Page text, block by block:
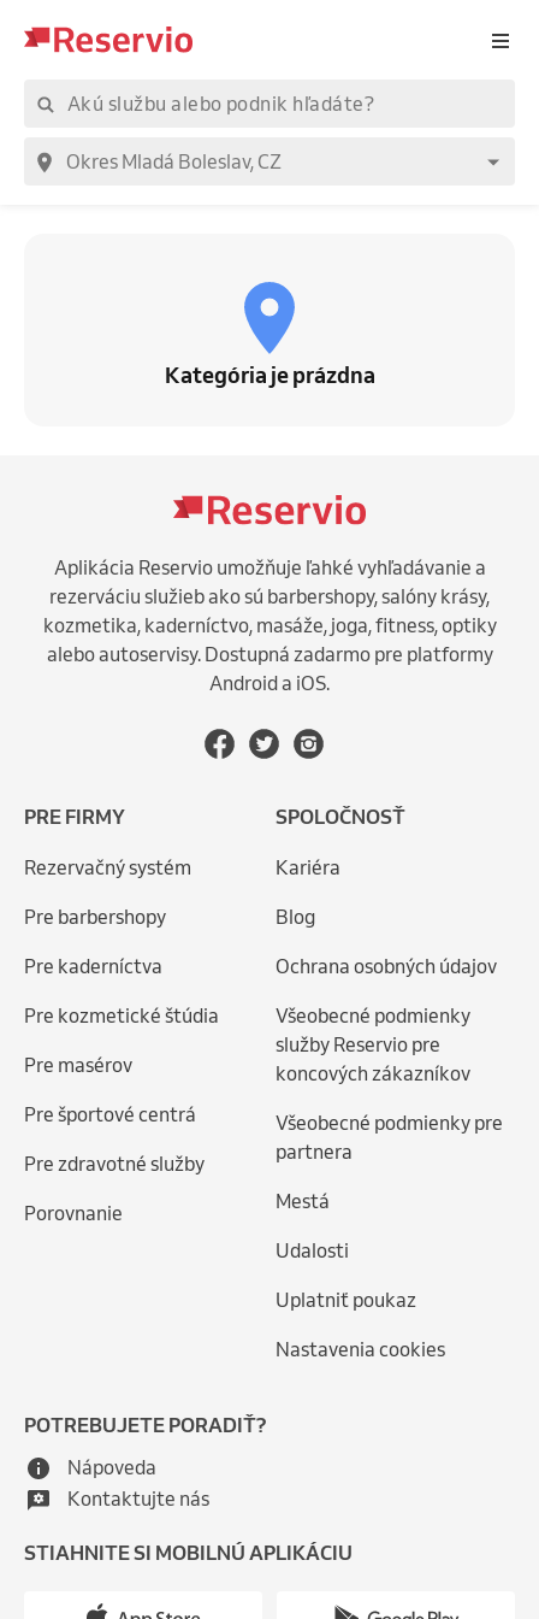
Kategória je prázdna
Aplikácia Reservio umožňuje ľahké vyhľadávanie a
rezerváciu služieb ako sú barbershopy, salóny krásy,
kozmetika, kaderníctvo, masáže, joga, fitness, optiky
alebo autoservisy. Dostupná zadarmo pre platformy
Android a iOS.
PRE FIRMY
Rezervačný systém
Pre barbershopy
Pre kaderníctva
Pre kozmetické štúdia
Pre masérov
Pre športové centrá
Pre zdravotné služby
Porovnanie
SPOLOČNOSŤ
Kariéra
Blog
Ochrana osobných údajov
Všeobecné podmienky
služby Reservio pre
koncových zákazníkov
Všeobecné podmienky pre
partnera
Mestá
Udalosti
Uplatniť poukaz
Nastavenia cookies
POTREBUJETE PORADIŤ?
Nápoveda
Kontaktujte nás
STIAHNITE SI MOBILNÚ APLIKÁCIU